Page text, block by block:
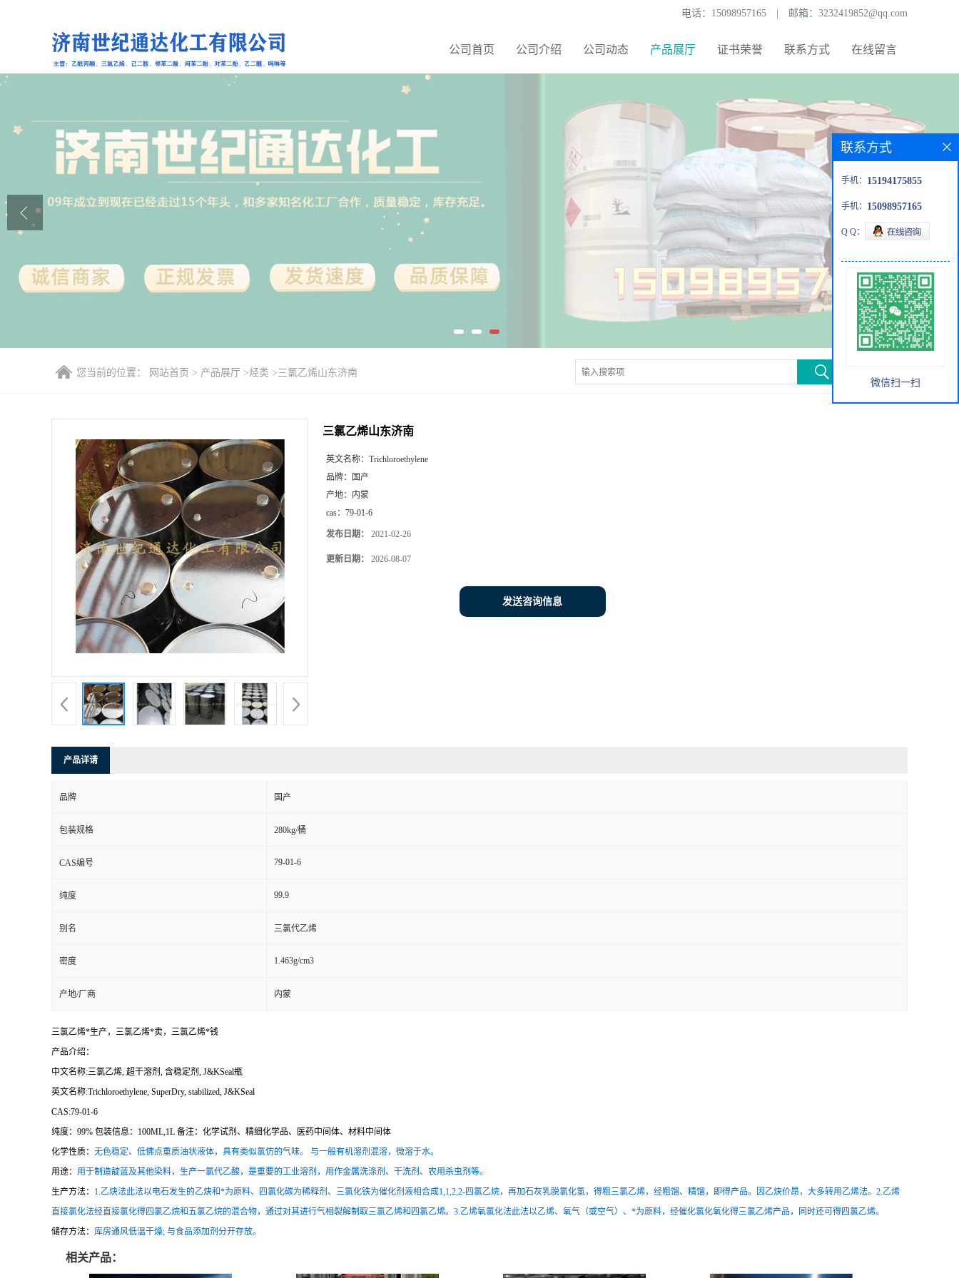
电话： 15098957165 邮箱： 3232419852@qq.com
公司首页 公司介绍 公司动态 产品展厅 证书荣誉 联系方式 在线留言
公司首页
产品展厅
联系方式
您当前的位置： 网站首页 > 产品展厅 >烃类 >三氯乙烯山东济南
三氯乙烯山东济南
英文名称： Trichloroethylene
品牌：
国产
产地：
内蒙
cas： 79-01-6
发布日期： 2021-02-26
更新日期： 2026-08-07
发送咨询信息
产品详请
品牌 国产
包装规格 280kg/桶
CAS编号 79-01-6
纯度 99.9
别名 三氯代乙烯
密度 1.463g/cm3
产地/厂商 内蒙
三氯乙烯*生产，三氯乙烯*卖，三氯乙烯*钱
产品介绍：
中文名称:三氯乙烯, 超干溶剂, 含稳定剂, J&KSeal瓶
英文名称:Trichloroethylene, SuperDry, stabilized, J&KSeal
CAS:79-01-6
纯度：99% 包装信息：100ML,1L 备注：化学试剂、精细化学品、医药中间体、材料中间体
化学性质： 无色稳定、低佛点重质油状液体，具有类似氯仿的气味。 与一般有机溶剂混溶，微溶于水。
用途： 用于制造靛蓝及其他染料，生产一氯代乙酸，是重要的工业溶剂，用作金属洗涤剂、干洗剂、农用杀虫剂等。
生产方法： 1.乙炔法此法以电石发生的乙炔和*为原料、四氯化碳为稀释剂、三氯化铁为催化剂液相合成1,1,2,2-四氯乙烷，再加石灰乳脱氯化氢，得粗三氯乙烯，经粗馏、精馏，即得产品。因乙炔价昂，大多转用乙烯法。2.乙烯
直接氯化法经直接氯化得四氯乙烷和五氯乙烷的混合物，通过对其进行气相裂解制取三氯乙烯和四氯乙烯。3.乙烯氧氯化法此法以乙烯、氧气（或空气）、*为原料，经催化氯化氧化得三氯乙烯产品，同时还可得四氯乙烯。
储存方法： 库房通风低温干燥; 与食品添加剂分开存放。
相关产品：
联系方式
手机： 15194175855
手机： 15098957165
Q Q：
微信扫一扫